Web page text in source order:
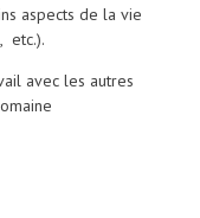
aspects de la vie
etc.).
avec les autres